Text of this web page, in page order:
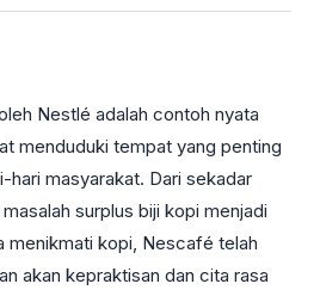
Nestlé adalah contoh nyata
menduduki tempat yang penting
hari masyarakat. Dari sekadar
surplus biji kopi menjadi
menikmati kopi, Nescafé telah
akan kepraktisan dan cita rasa